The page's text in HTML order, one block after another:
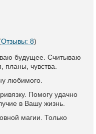
Отзывы: 8)
будущее. Считываю
чувства.
любимого.
Помогу удачно
в Вашу жизнь.
магии. Только